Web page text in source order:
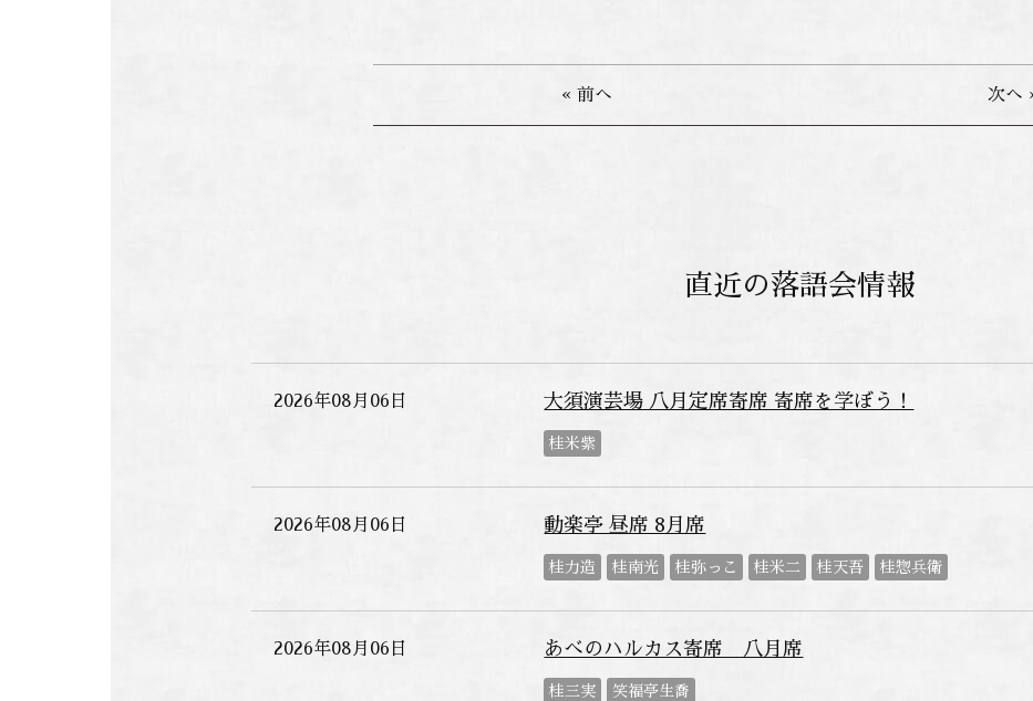
« 前へ 次へ
直近の落語会情報
2026年08月06日 大須演芸場 八月定席寄席 寄席を学ぼう！
桂米紫
2026年08月06日 動楽亭 昼席 8月席
桂力造 桂南光 桂弥っこ 桂米二 桂天吾 桂惣兵衛
2026年08月06日 あべのハルカス寄席 八月席
桂三実 笑福亭生喬